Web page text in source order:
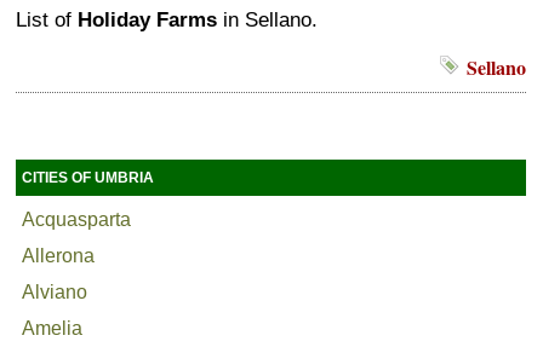
List of Holiday Farms in Sellano.
Sellano
CITIES OF UMBRIA
Acquasparta
Allerona
Alviano
Amelia